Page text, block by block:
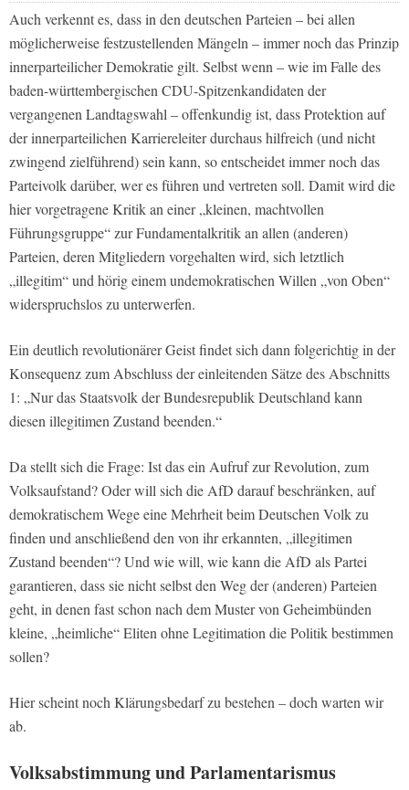
Auch verkennt es, dass in den deutschen Parteien – bei allen
möglicherweise festzustellenden Mängeln – immer noch das Prinzip
innerparteilicher Demokratie gilt. Selbst wenn – wie im Falle des
baden-württembergischen CDU-Spitzenkandidaten der
vergangenen Landtagswahl – offenkundig ist, dass Protektion auf
der innerparteilichen Karriereleiter durchaus hilfreich (und nicht
zwingend zielführend) sein kann, so entscheidet immer noch das
Parteivolk darüber, wer es führen und vertreten soll. Damit wird die
hier vorgetragene Kritik an einer „kleinen, machtvollen
Führungsgruppe“ zur Fundamentalkritik an allen (anderen)
Parteien, deren Mitgliedern vorgehalten wird, sich letztlich
„illegitim“ und hörig einem undemokratischen Willen „von Oben“
widerspruchslos zu unterwerfen.
Ein deutlich revolutionärer Geist findet sich dann folgerichtig in der
Konsequenz zum Abschluss der einleitenden Sätze des Abschnitts
1: „Nur das Staatsvolk der Bundesrepublik Deutschland kann
diesen illegitimen Zustand beenden.“
Da stellt sich die Frage: Ist das ein Aufruf zur Revolution, zum
Volksaufstand? Oder will sich die AfD darauf beschränken, auf
demokratischem Wege eine Mehrheit beim Deutschen Volk zu
finden und anschließend den von ihr erkannten, „illegitimen
Zustand beenden“? Und wie will, wie kann die AfD als Partei
garantieren, dass sie nicht selbst den Weg der (anderen) Parteien
geht, in denen fast schon nach dem Muster von Geheimbünden
kleine, „heimliche“ Eliten ohne Legitimation die Politik bestimmen
sollen?
Hier scheint noch Klärungsbedarf zu bestehen – doch warten wir
ab.
Volksabstimmung und Parlamentarismus